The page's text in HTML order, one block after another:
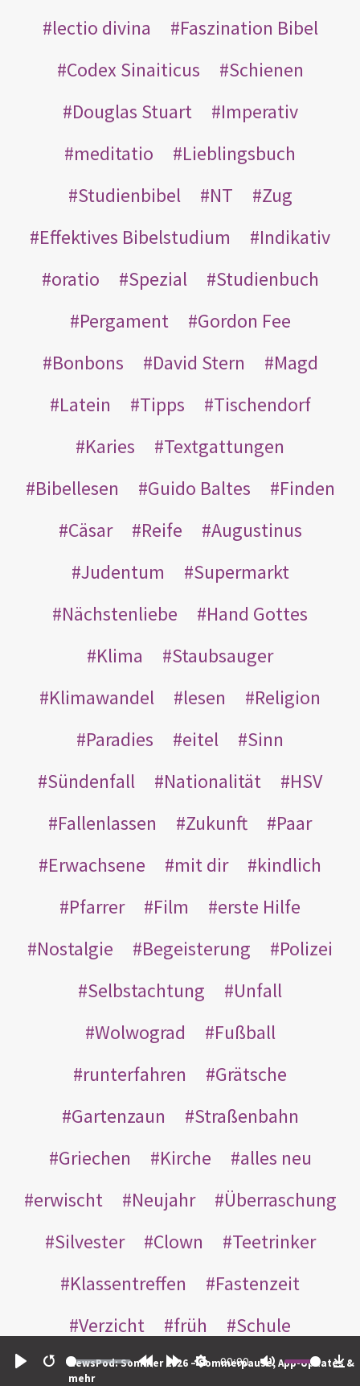
Restart
00:00
NewsPod: Sommer 2026 – Sommerpause, App-Updates &
mehr
lectio divina
Faszination Bibel
Codex Sinaiticus
Schienen
Douglas Stuart
Imperativ
meditatio
Lieblingsbuch
Studienbibel
NT
Zug
Effektives Bibelstudium
Indikativ
oratio
Spezial
Studienbuch
Pergament
Gordon Fee
Bonbons
David Stern
Magd
Latein
Tipps
Tischendorf
Karies
Textgattungen
Bibellesen
Guido Baltes
Finden
Cäsar
Reife
Augustinus
Judentum
Supermarkt
Nächstenliebe
Hand Gottes
Klima
Staubsauger
Klimawandel
lesen
Religion
Paradies
eitel
Sinn
Sündenfall
Nationalität
HSV
Fallenlassen
Zukunft
Paar
Erwachsene
mit dir
kindlich
Pfarrer
Film
erste Hilfe
Nostalgie
Begeisterung
Polizei
Selbstachtung
Unfall
Wolwograd
Fußball
runterfahren
Grätsche
Gartenzaun
Straßenbahn
Griechen
Kirche
alles neu
erwischt
Neujahr
Überraschung
Silvester
Clown
Teetrinker
Klassentreffen
Fastenzeit
Verzicht
früh
Schule
Senioren
loben